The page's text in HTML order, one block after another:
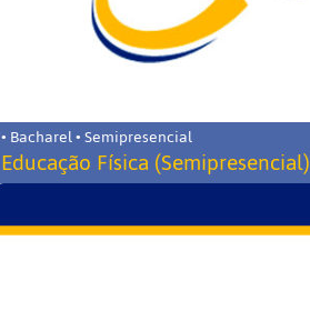
• Bacharel • Semipresencial
Educação Física (Semipresencial)